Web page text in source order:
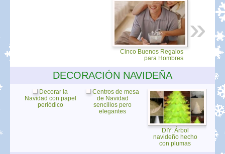
Cinco Buenos Regalos
para Hombres
DECORACIÓN NAVIDEÑA
Decorar la
Navidad con papel
periódico
Centros de mesa
de Navidad
sencillos pero
elegantes
DIY: Árbol
navideño hecho
con plumas